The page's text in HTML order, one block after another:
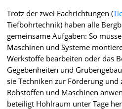
Trotz der zwei Fachrichtungen (
Tiefbohrtechnik) haben alle
gemeinsame Aufgaben: So
Maschinen und Systeme
Werkstoffe bearbeiten oder das
Gegebenheiten und
sie Techniken zur Förderung
Rohstoffen und Maschinen
beteiligt Hohlraum unter Tage